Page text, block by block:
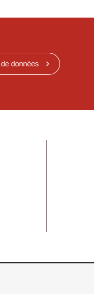
données